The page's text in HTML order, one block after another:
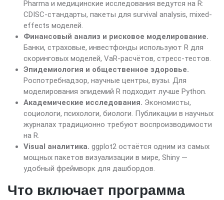
Pharma и медицинские исследования ведутся на R:
CDISC-стандарты, пакеты для survival analysis, mixed-
effects моделей.
Финансовый анализ и рисковое моделирование.
Банки, страховые, инвестфонды используют R для
скоринговых моделей, VaR-расчётов, стресс-тестов.
Эпидемиология и общественное здоровье.
Роспотребнадзор, научные центры, вузы. Для
моделирования эпидемий R подходит лучше Python.
Академические исследования. Экономисты,
социологи, психологи, биологи. Публикации в научных
журналах традиционно требуют воспроизводимости
на R.
Visual аналитика. ggplot2 остаётся одним из самых
мощных пакетов визуализации в мире, Shiny —
удобный фреймворк для дашбордов.
Что включает программа